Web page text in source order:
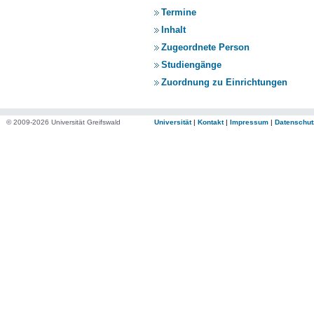
Termine
Inhalt
Zugeordnete Person
Studiengänge
Zuordnung zu Einrichtungen
© 2009-2026 Universität Greifswald Universität| Kontakt| Impressum |